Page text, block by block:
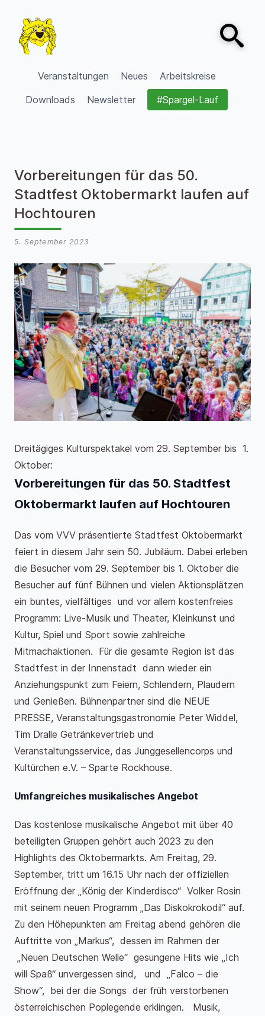
VVV Burgdorf
Veranstaltungen Neues
Arbeitskreise
Downloads
Newsletter #Spargel-Lauf
Open
Vorbereitungen für das 50.
Stadtfest Oktobermarkt laufen auf
Hochtouren
5. September 2023
Dreitägiges Kulturspektakel vom 29. September bis 1.
Oktober:
Vorbereitungen für das 50. Stadtfest
Oktobermarkt laufen auf Hochtouren
Das vom VVV präsentierte Stadtfest Oktobermarkt
feiert in diesem Jahr sein 50. Jubiläum. Dabei erleben
die Besucher vom 29. September bis 1. Oktober die
Besucher auf fünf Bühnen und vielen Aktionsplätzen
ein buntes, vielfältiges und vor allem kostenfreies
Programm: Live-Musik und Theater, Kleinkunst und
Kultur, Spiel und Sport sowie zahlreiche
Mitmachaktionen. Für die gesamte Region ist das
Stadtfest in der Innenstadt dann wieder ein
Anziehungspunkt zum Feiern, Schlendern, Plaudern
und Genießen. Bühnenpartner sind die NEUE
PRESSE, Veranstaltungsgastronomie Peter Widdel,
Tim Dralle Getränkevertrieb und
Veranstaltungsservice, das Junggesellencorps und
Kultürchen e.V. – Sparte Rockhouse.
Umfangreiches musikalisches Angebot
Das kostenlose musikalische Angebot mit über 40
beteiligten Gruppen gehört auch 2023 zu den
Highlights des Oktobermarkts. Am Freitag, 29.
September, tritt um 16.15 Uhr nach der offiziellen
Eröffnung der „König der Kinderdisco“ Volker Rosin
mit seinem neuen Programm „Das Diskokrokodil“ auf.
Zu den Höhepunkten am Freitag abend gehören die
Auftritte von „Markus“, dessen im Rahmen der
„Neuen Deutschen Welle“ gesungene Hits wie „Ich
will Spaß“ unvergessen sind, und „Falco – die
Show“, bei der die Songs der früh verstorbenen
österreichischen Poplegende erklingen. Musik,